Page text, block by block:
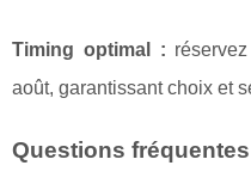
Timing optimal :
août, garantissant choix et
Questions fréquentes